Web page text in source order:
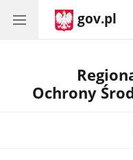
gov.pl
Ochrony